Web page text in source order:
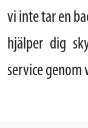
vi inte tar en
hjälper dig
service genom